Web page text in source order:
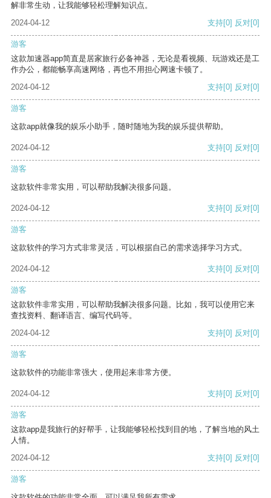
解非常生动，让我能够轻松理解知识点。
2024-04-12
支持[0] 反对[0]
游客
这款加速器app简直是居家旅行必备神器，无论是看视频、玩游戏还是工
作办公，都能畅享高速网络，再也不用担心网速卡顿了。
2024-04-12
支持[0] 反对[0]
游客
这款app就像我的娱乐小助手，随时随地为我的娱乐提供帮助。
2024-04-12 支持[0] 反对[0]
游客
这款软件非常实用，可以帮助我解决很多问题。
2024-04-12 支持[0] 反对[0]
游客
这款软件的学习方式非常灵活，可以根据自己的需求选择学习方式。
2024-04-12 支持[0] 反对[0]
游客
这款软件非常实用，可以帮助我解决很多问题。比如，我可以使用它来
查找资料、翻译语言、编写代码等。
2024-04-12
支持[0] 反对[0]
游客
这款软件的功能非常强大，使用起来非常方便。
2024-04-12 支持[0] 反对[0]
游客
这款app是我旅行的好帮手，让我能够轻松找到目的地，了解当地的风土
人情。
2024-04-12
支持[0] 反对[0]
游客